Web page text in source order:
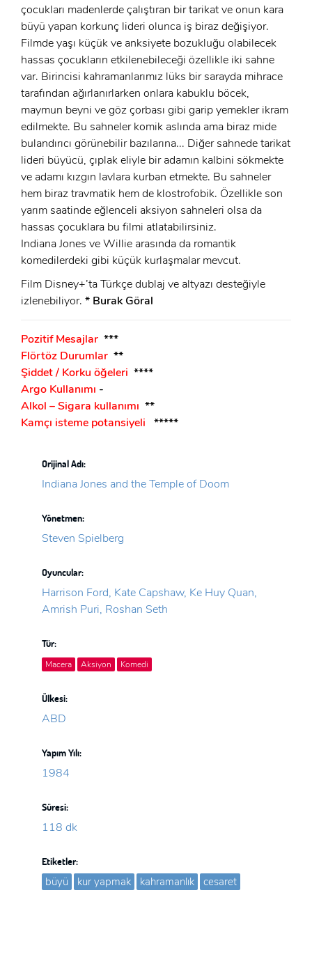
Şifre:
Beni Hatırla Şifremi Unuttum ?
GIRIŞ
Şifre:
ÜYE OL
GIRIŞ
çocukları madenlerde çalıştıran bir tarikat ve onun kara
büyü yapan korkunç lideri olunca iş biraz değişiyor.
Filmde yaşı küçük ve anksiyete bozukluğu olabilecek
hassas çocukların etkilenebileceği özellikle iki sahne
var. Birincisi kahramanlarımız lüks bir sarayda mihrace
tarafından ağırlanırlarken onlara kabuklu böcek,
maymun beyni ve göz çorbası gibi garip yemekler ikram
edilmekte. Bu sahneler komik aslında ama biraz mide
bulandırıcı görünebilir bazılarına... Diğer sahnede tarikat
lideri büyücü, çıplak eliyle bir adamın kalbini sökmekte
ve adamı kızgın lavlara kurban etmekte. Bu sahneler
hem biraz travmatik hem de klostrofobik. Özellikle son
yarım saatinde eğlenceli aksiyon sahneleri olsa da
hassas çocuklara bu filmi atlatabilirsiniz.
Indiana Jones ve Willie arasında da romantik
komedilerdeki gibi küçük kurlaşmalar mevcut.
Film Disney+’ta Türkçe dublaj ve altyazı desteğiyle
izlenebiliyor. * Burak Göral
Pozitif Mesajlar ***
Flörtöz Durumlar **
Şiddet / Korku öğeleri ****
Argo Kullanımı -
Alkol – Sigara kullanımı **
Kamçı isteme potansiyeli *****
Orijinal Adı:
Indiana Jones and the Temple of Doom
Yönetmen:
Steven Spielberg
Oyuncular:
Harrison Ford, Kate Capshaw, Ke Huy Quan,
Amrish Puri, Roshan Seth
Tür:
Macera Aksiyon Komedi
Ülkesi:
ABD
Yapım Yılı:
1984
Süresi:
118 dk
Etiketler:
büyü kur yapmak kahramanlık cesaret